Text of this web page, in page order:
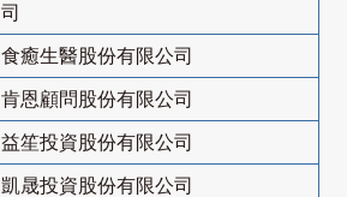
司
食癒生醫股份有限公司
肯恩顧問股份有限公司
益笙投資股份有限公司
凱晟投資股份有限公司